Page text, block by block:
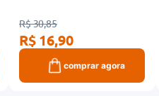
R$ 30,85
R$ 16,90
comprar agora